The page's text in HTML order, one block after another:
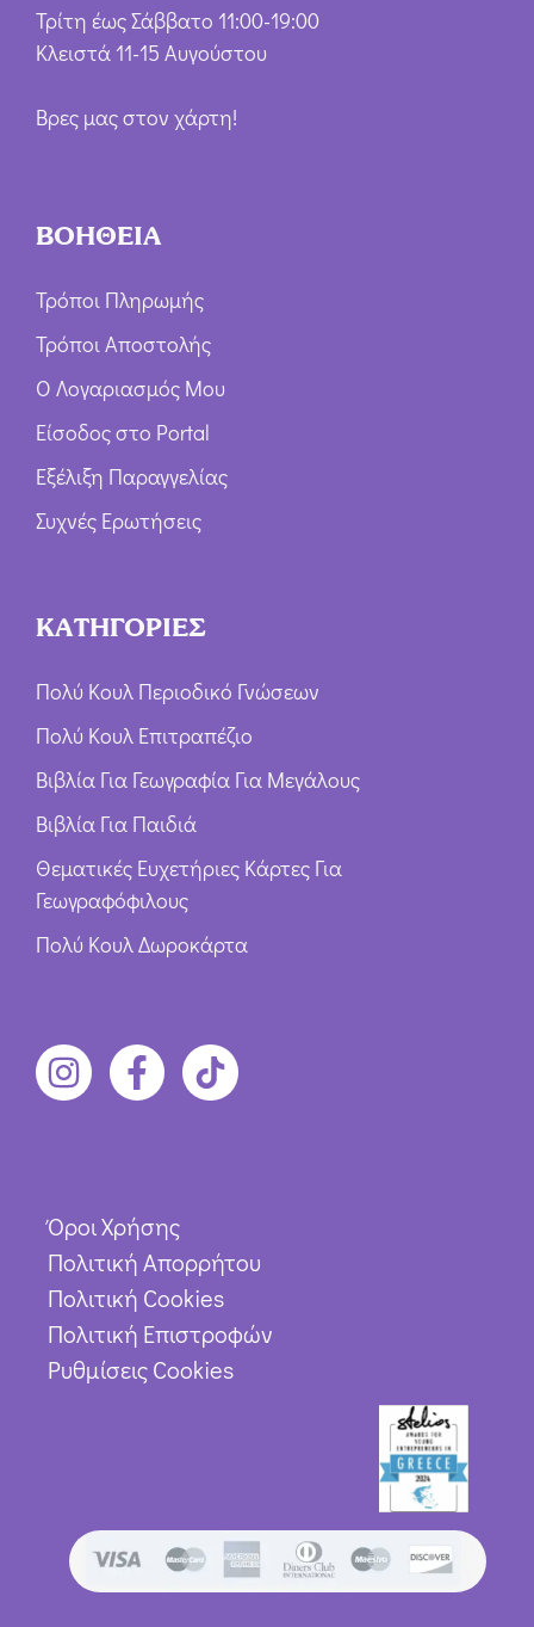
Τρίτη έως Σάββατο 11:00-19:00
Κλειστά 11-15 Αυγούστου
Βρες μας στον χάρτη!
ΒΟΗΘΕΙΑ
Τρόποι Πληρωμής
Τρόποι Αποστολής
Ο Λογαριασμός Μου
Είσοδος στο Portal
Εξέλιξη Παραγγελίας
Συχνές Ερωτήσεις
ΚΑΤΗΓΟΡΙΕΣ
Πολύ Κουλ Περιοδικό Γνώσεων
Πολύ Κουλ Επιτραπέζιο
Βιβλία Για Γεωγραφία Για Μεγάλους
Βιβλία Για Παιδιά
Θεματικές Ευχετήριες Κάρτες Για
Γεωγραφόφιλους
Πολύ Κουλ Δωροκάρτα
Όροι Χρήσης
Πολιτική Απορρήτου
Πολιτική Cookies
Πολιτική Επιστροφών
Ρυθμίσεις Cookies